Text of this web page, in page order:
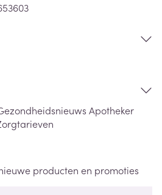
Apotheker
producten en promoties